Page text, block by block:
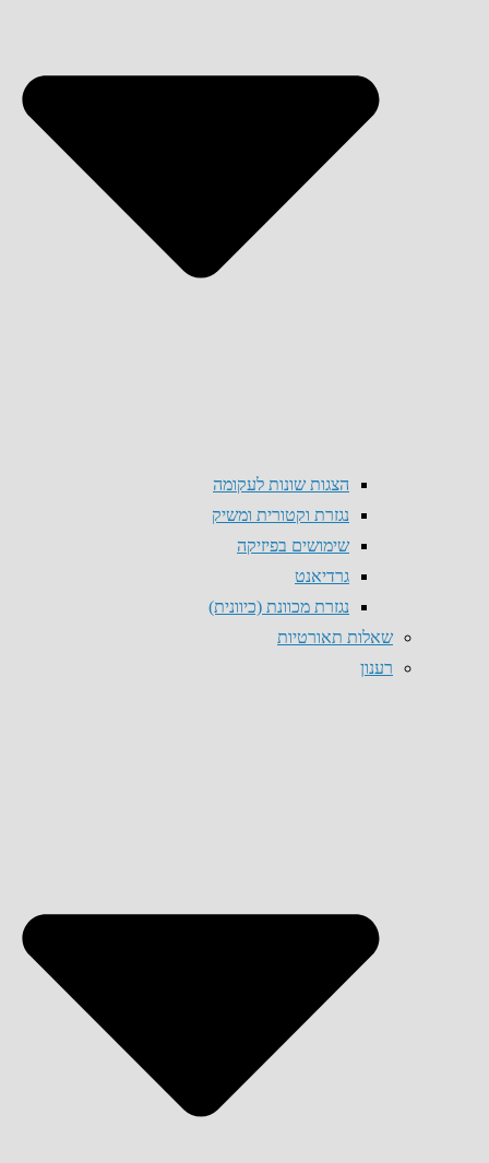
הצגות שונות לעקומה
נגזרת וקטורית ומשיק
שימושים בפיזיקה
גרדיאנט
נגזרת מכוונת (כיוונית)
שאלות תאורטיות
רענון